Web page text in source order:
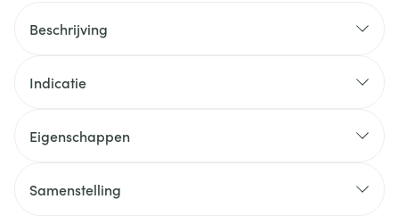
Beschrijving
Indicatie
Eigenschappen
Samenstelling